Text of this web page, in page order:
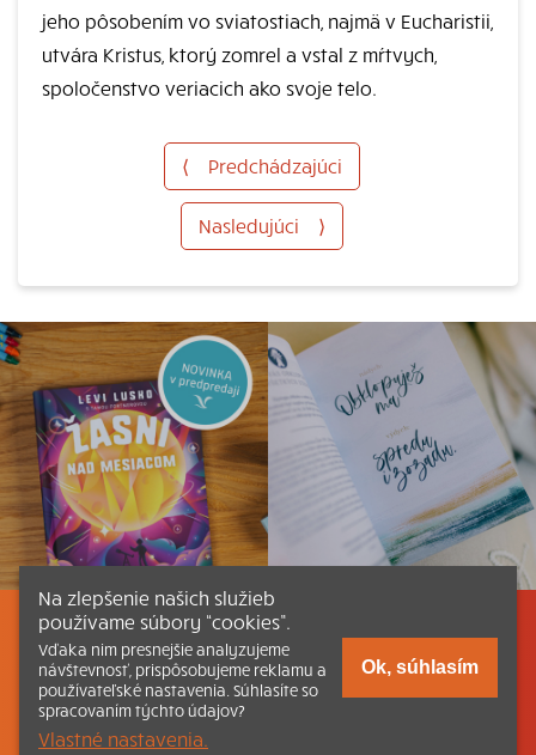
jeho pôsobením vo sviatostiach, najmä v Eucharistii,
utvára Kristus, ktorý zomrel a vstal z mŕtvych,
spoločenstvo veriacich ako svoje telo.
⟨ Predchádzajúci
Nasledujúci ⟩
Listovať Obsah Dokumenty a články
Kontakt Tlačená verzia Katechizmu
© 2026 katechizmus.sk |
Na zlepšenie našich služieb
používame súbory “cookies”.
Vďaka nim presnejšie analyzujeme
návštevnosť, prispôsobujeme reklamu a
používateľské nastavenia. Súhlasíte so
spracovaním týchto údajov?
Vlastné nastavenia.
Ok, súhlasím